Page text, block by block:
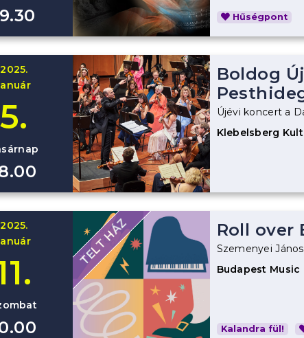
Hűségpont
2025.
5.
Boldog
Újévi koncert a
Klebelsberg
2025.
TELT HÁZ Roll over
Szemenyei
Budapest
Kalandra fül!